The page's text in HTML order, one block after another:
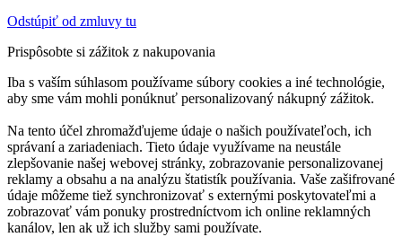
Odstúpiť od zmluvy tu
Prispôsobte si zážitok z nakupovania
Iba s vaším súhlasom používame súbory cookies a iné technológie,
aby sme vám mohli ponúknuť personalizovaný nákupný zážitok.
Na tento účel zhromažďujeme údaje o našich používateľoch, ich
správaní a zariadeniach. Tieto údaje využívame na neustále
zlepšovanie našej webovej stránky, zobrazovanie personalizovanej
reklamy a obsahu a na analýzu štatistík používania. Vaše zašifrované
údaje môžeme tiež synchronizovať s externými poskytovateľmi a
zobrazovať vám ponuky prostredníctvom ich online reklamných
kanálov, len ak už ich služby sami používate.